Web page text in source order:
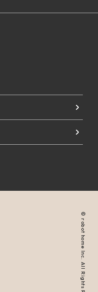
© robot home Inc. All Rights Reserved.